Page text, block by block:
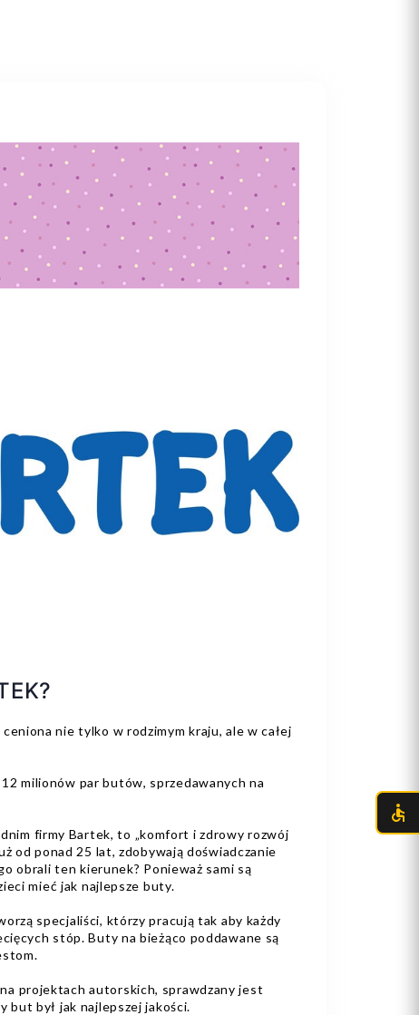
nie tylko w rodzimym kraju, ale w całej
milionów par butów, sprzedawanych na
firmy Bartek, to „komfort i zdrowy rozwój
od ponad 25 lat, zdobywają doświadczanie
obrali ten kierunek? Ponieważ sami są
mieć jak najlepsze buty.
specjaliści, którzy pracują tak aby każdy
stóp. Buty na bieżąco poddawane są
projektach autorskich, sprawdzany jest
but był jak najlepszej jakości.